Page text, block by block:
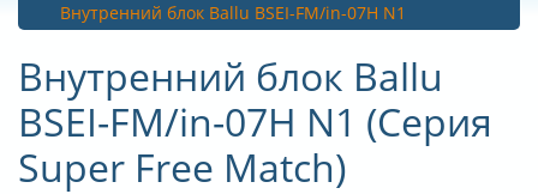
АКЦИИ И РАСПРОДАЖИ
БИБЛИОТЕКА
НОВОСТИ
КОНТАКТЫ
Внутренний блок Ballu BSEI-FM/in-07H N1
Внутренний блок Ballu
BSEI-FM/in-07H N1 (Серия
Super Free Match)